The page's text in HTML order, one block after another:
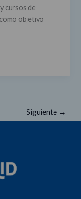
cursos de
objetivo
Siguiente →